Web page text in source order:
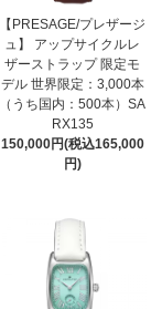
【PRESAGE/プレザージ
ュ】 アップサイクルレ
ザーストラップ 限定モ
デル 世界限定：3,000本
（うち国内：500本）SA
RX135
150,000円(税込165,000
円)